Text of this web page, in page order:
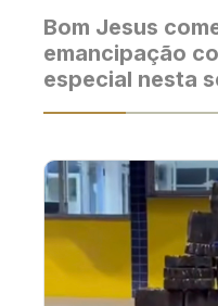
Bom Jesus
emancipação
especial nesta